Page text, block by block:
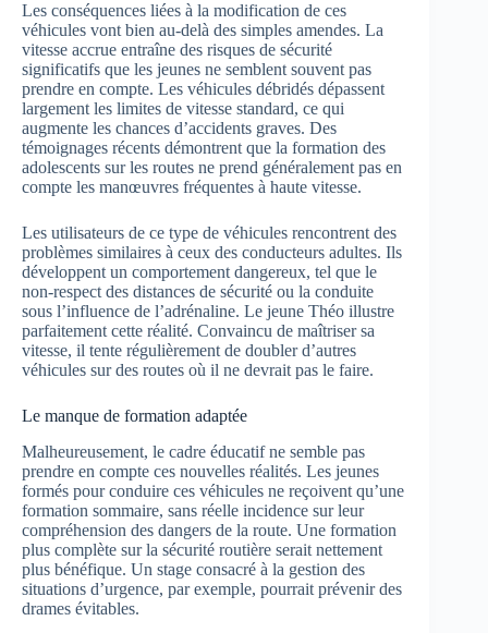
Les conséquences liées à la modification de ces
véhicules vont bien au-delà des simples amendes. La
vitesse accrue entraîne des risques de sécurité
significatifs que les jeunes ne semblent souvent pas
prendre en compte. Les véhicules débridés dépassent
largement les limites de vitesse standard, ce qui
augmente les chances d’accidents graves. Des
témoignages récents démontrent que la formation des
adolescents sur les routes ne prend généralement pas en
compte les manœuvres fréquentes à haute vitesse.
Les utilisateurs de ce type de véhicules rencontrent des
problèmes similaires à ceux des conducteurs adultes. Ils
développent un comportement dangereux, tel que le
non-respect des distances de sécurité ou la conduite
sous l’influence de l’adrénaline. Le jeune Théo illustre
parfaitement cette réalité. Convaincu de maîtriser sa
vitesse, il tente régulièrement de doubler d’autres
véhicules sur des routes où il ne devrait pas le faire.
Le manque de formation adaptée
Malheureusement, le cadre éducatif ne semble pas
prendre en compte ces nouvelles réalités. Les jeunes
formés pour conduire ces véhicules ne reçoivent qu’une
formation sommaire, sans réelle incidence sur leur
compréhension des dangers de la route. Une formation
plus complète sur la sécurité routière serait nettement
plus bénéfique. Un stage consacré à la gestion des
situations d’urgence, par exemple, pourrait prévenir des
drames évitables.